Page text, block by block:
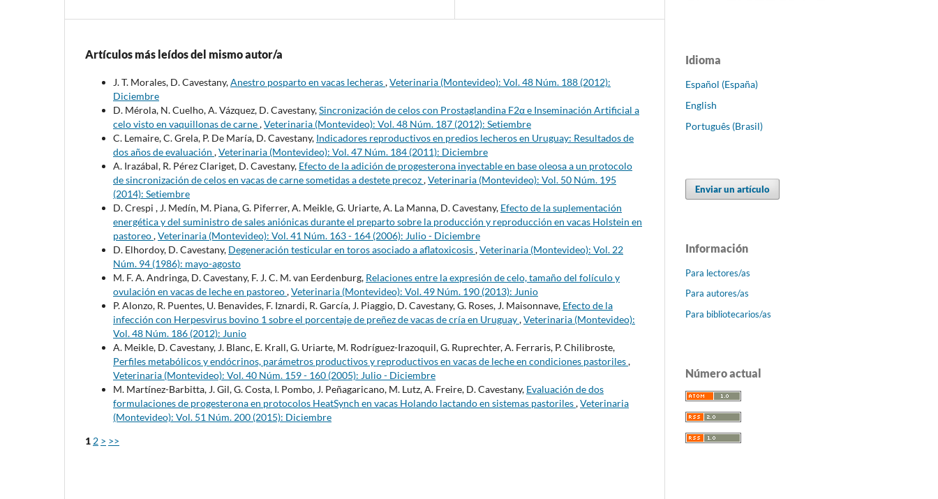
Artículos más leídos del mismo autor/a
J. T. Morales, D. Cavestany,Anestro posparto en vacas lecheras,Veterinaria (Montevideo): Vol. 48 Núm. 188 (2012):
Diciembre
D. Mérola, N. Cuelho, A. Vázquez, D. Cavestany,Sincronización de celos con Prostaglandina F2α e Inseminación Artificial a
celo visto en vaquillonas de carne,Veterinaria (Montevideo): Vol. 48 Núm. 187 (2012): Setiembre
C. Lemaire, C. Grela, P. De María, D. Cavestany, Indicadores reproductivos en predios lecheros en Uruguay: Resultados de
dos años de evaluación ,Veterinaria (Montevideo): Vol. 47 Núm. 184 (2011): Diciembre
A. Irazábal, R. Pérez Clariget, D. Cavestany, Efecto de la adición de progesterona inyectable en base oleosa a un protocolo
de sincronización de celos en vacas de carne sometidas a destete precoz,Veterinaria (Montevideo): Vol. 50 Núm. 195
(2014): Setiembre
D. Crespi , J. Medín, M. Piana, G. Piferrer, A. Meikle, G. Uriarte, A. La Manna, D. Cavestany, Efecto de la suplementación
energética y del suministro de sales aniónicas durante el preparto sobre la producción y reproducción en vacas Holstein en
pastoreo,Veterinaria (Montevideo): Vol. 41 Núm. 163 - 164 (2006): Julio - Diciembre
D. Elhordoy, D. Cavestany, Degeneración testicular en toros asociado a aflatoxicosis,Veterinaria (Montevideo): Vol. 22
Núm. 94 (1986): mayo-agosto
M. F. A. Andringa, D. Cavestany, F. J. C. M. van Eerdenburg, Relaciones entre la expresión de celo, tamaño del folículo y
ovulación en vacas de leche en pastoreo,Veterinaria (Montevideo): Vol. 49 Núm. 190 (2013): Junio
P. Alonzo, R. Puentes, U. Benavides, F. Iznardi, R. García, J. Piaggio, D. Cavestany, G. Roses, J. Maisonnave, Efecto de la
infección con Herpesvirus bovino 1 sobre el porcentaje de preñez de vacas de cría en Uruguay,Veterinaria (Montevideo):
Vol. 48 Núm. 186 (2012): Junio
A. Meikle, D. Cavestany, J. Blanc, E. Krall, G. Uriarte, M. Rodríguez-Irazoquil, G. Ruprechter, A. Ferraris, P. Chilibroste,
Perfiles metabólicos y endócrinos, parámetros productivos y reproductivos en vacas de leche en condiciones pastoriles,
Veterinaria (Montevideo): Vol. 40 Núm. 159 - 160 (2005): Julio - Diciembre
M. Martínez-Barbitta, J. Gil, G. Costa, I. Pombo, J. Peñagaricano, M. Lutz, A. Freire, D. Cavestany, Evaluación de dos
formulaciones de progesterona en protocolos HeatSynch en vacas Holando lactando en sistemas pastoriles,Veterinaria
(Montevideo): Vol. 51 Núm. 200 (2015): Diciembre
1 2 > >>
Idioma
Español (España)
English
Português (Brasil)
Enviar un artículo
Información
Para lectores/as
Para autores/as
Para bibliotecarios/as
Número actual